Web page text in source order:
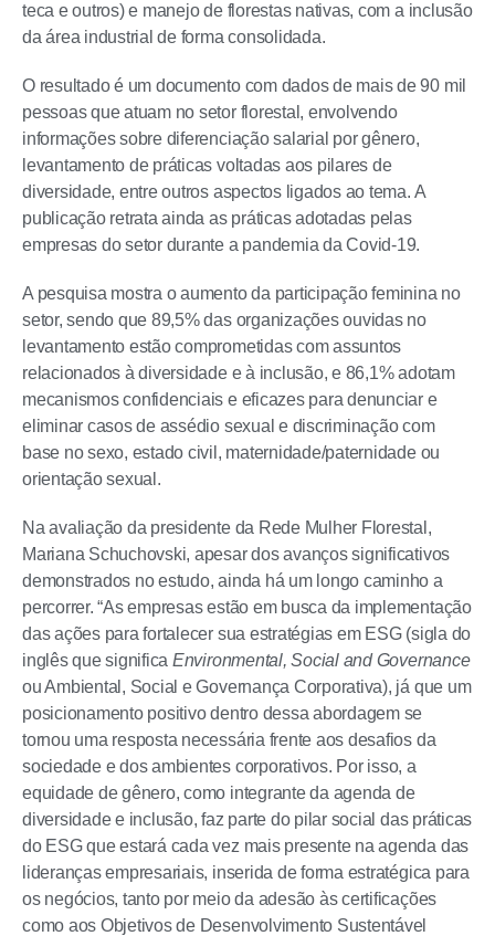
teca e outros) e manejo de florestas nativas, com a inclusão
da área industrial de forma consolidada.
O resultado é um documento com dados de mais de 90 mil
pessoas que atuam no setor florestal, envolvendo
informações sobre diferenciação salarial por gênero,
levantamento de práticas voltadas aos pilares de
diversidade, entre outros aspectos ligados ao tema. A
publicação retrata ainda as práticas adotadas pelas
empresas do setor durante a pandemia da Covid-19.
A pesquisa mostra o aumento da participação feminina no
setor, sendo que 89,5% das organizações ouvidas no
levantamento estão comprometidas com assuntos
relacionados à diversidade e à inclusão, e 86,1% adotam
mecanismos confidenciais e eficazes para denunciar e
eliminar casos de assédio sexual e discriminação com
base no sexo, estado civil, maternidade/paternidade ou
orientação sexual.
Na avaliação da presidente da Rede Mulher Florestal,
Mariana Schuchovski, apesar dos avanços significativos
demonstrados no estudo, ainda há um longo caminho a
percorrer. “As empresas estão em busca da implementação
das ações para fortalecer sua estratégias em ESG (sigla do
inglês que significa Environmental, Social and Governance
ou Ambiental, Social e Governança Corporativa), já que um
posicionamento positivo dentro dessa abordagem se
tornou uma resposta necessária frente aos desafios da
sociedade e dos ambientes corporativos. Por isso, a
equidade de gênero, como integrante da agenda de
diversidade e inclusão, faz parte do pilar social das práticas
do ESG que estará cada vez mais presente na agenda das
lideranças empresariais, inserida de forma estratégica para
os negócios, tanto por meio da adesão às certificações
como aos Objetivos de Desenvolvimento Sustentável